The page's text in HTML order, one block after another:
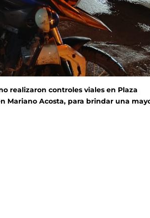
realizaron controles viales en Plaza
Mariano Acosta, para brindar una